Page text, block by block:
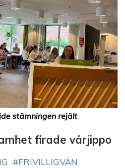
stämningen rejält
firade vårjippo
FRIVILLIGVÄN